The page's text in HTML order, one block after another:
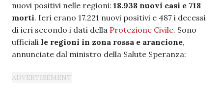
nuovi positivi nelle regioni: 18.938 nuovi casi e 718
morti. Ieri erano 17.221 nuovi positivi e 487 i decessi
di ieri secondo i dati della Protezione Civile. Sono
ufficiali le regioni in zona rossa e arancione,
annunciate dal ministro della Salute Speranza: